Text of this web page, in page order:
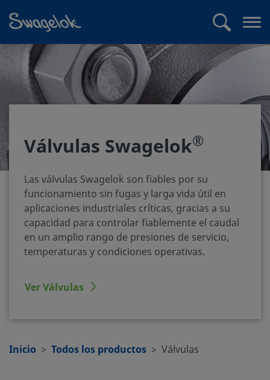
Válvulas Swagelok®
Las válvulas Swagelok son fiables por su
funcionamiento sin fugas y larga vida útil en
aplicaciones industriales críticas, gracias a su
capacidad para controlar fiablemente el caudal
en un amplio rango de presiones de servicio,
temperaturas y condiciones operativas.
Ver Válvulas
Inicio Todos los productos Válvulas